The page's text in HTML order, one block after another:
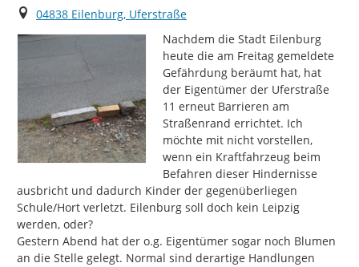
Ort
04838 Eilenburg, Uferstraße
Nachdem die Stadt Eilenburg
heute die am Freitag gemeldete
Gefährdung beräumt hat, hat
der Eigentümer der Uferstraße
11 erneut Barrieren am
Straßenrand errichtet. Ich
möchte mit nicht vorstellen,
wenn ein Kraftfahrzeug beim
Befahren dieser Hindernisse
ausbricht und dadurch Kinder der gegenüberliegen
Schule/Hort verletzt. Eilenburg soll doch kein Leipzig
werden, oder?
Gestern Abend hat der o.g. Eigentümer sogar noch Blumen
an die Stelle gelegt. Normal sind derartige Handlungen